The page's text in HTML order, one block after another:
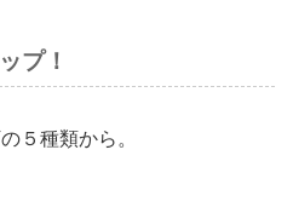
プ！
５種類から。